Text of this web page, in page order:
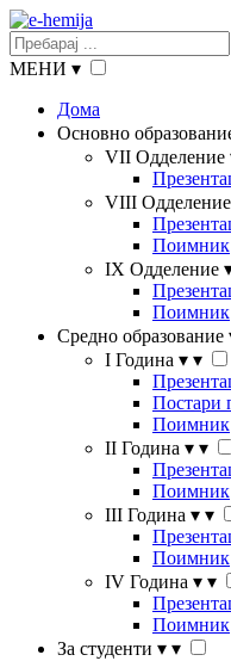
МЕНИ ▾
Дома
Основно
VII Одделение
VIII Одделение
Поимник
IX Одделение
Поимник
Средно образование
I Година ▾ ▾
Постари
Поимник
II Година ▾ ▾
Поимник
III Година ▾ ▾
Поимник
IV Година ▾ ▾
Поимник
За студенти ▾ ▾